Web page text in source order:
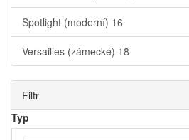
Spotlight (moderní) 16
Versailles (zámecké) 18
Filtr
Typ